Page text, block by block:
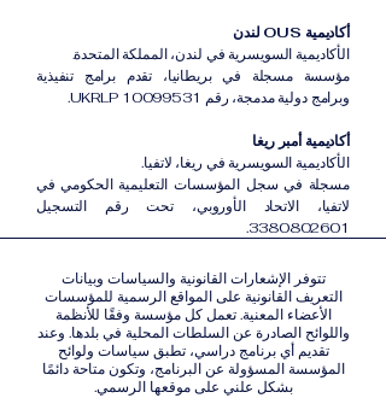
أكاديمية OUS لندن
الأكاديمية السويسرية في لندن، المملكة المتحدة.
مؤسسة مسجلة في بريطانيا، تقدم برامج تنفيذية
وبرامج دولية مدمجة، رقم UKRLP 10099531.
أكاديمية أمبر ريغا
الأكاديمية السويسرية في ريغا، لاتفيا.
مسجلة في سجل المؤسسات التعليمية الحكومي في
لاتفيا، الاتحاد الأوروبي، تحت رقم التسجيل
3380802601.
تتوفر الإشعارات القانونية والسياسات وبيانات
التعريف القانونية على المواقع الرسمية للمؤسسات
الأعضاء المعنية. تعمل كل مؤسسة وفقًا للأنظمة
واللوائح الصادرة عن السلطات المحلية في بلدها. وعند
تقديم أي برنامج دراسي، تطبق سياسات ولوائح
المؤسسة المسؤولة عن البرنامج، وتكون متاحة دائمًا
بشكل علني على موقعها الرسمي.